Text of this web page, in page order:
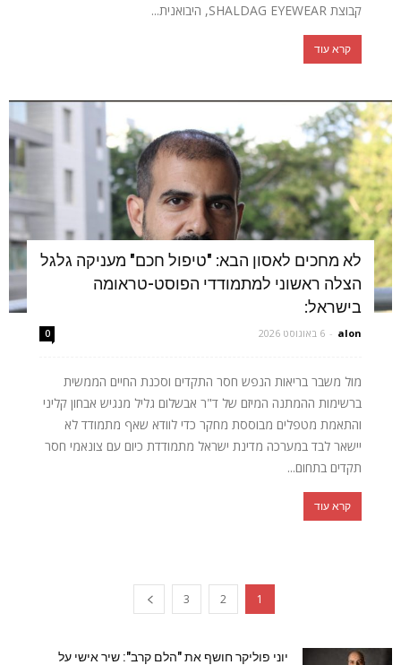
קבוצת SHALDAG EYEWEAR, היבואנית...
קרא עוד
לא מחכים לאסון הבא: "טיפול חכם" מעניקה גלגל
הצלה ראשוני למתמודדי הפוסט-טראומה
בישראל:
alon
- 6 באוגוסט 2026 0
מול משבר בריאות הנפש חסר התקדים וסכנת החיים הממשית
ברשימות ההמתנה המיזם של ד"ר אבשלום גליל מנגיש אבחון קליני
והתאמת מטפלים מבוססת מחקר כדי לוודא שאף מתמודד לא
יישאר לבד במערכה מדינת ישראל מתמודדת כיום עם צונאמי חסר
תקדים בתחום...
קרא עוד
1
2
3
יוני פוליקר חושף את "הלם קרב": שיר אישי על